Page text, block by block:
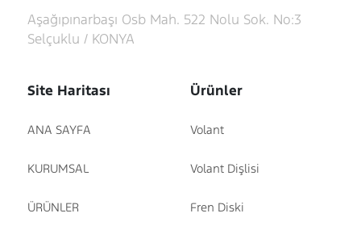
Aşağıpınarbaşı Osb Mah. 522 Nolu Sok. No:3
Selçuklu / KONYA
Site Haritası
ANA SAYFA
KURUMSAL
ÜRÜNLER
Ürünler
Volant
Volant Dişlisi
Fren Diski